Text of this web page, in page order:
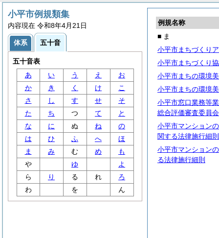
例規名称
■ ま
小平市まちづくり
小平市まちづくり
小平市まちの環境
小平市まちの環境
小平市窓口業務等
総合評価審査委員
小平市マンション
関する法律施行細則
小平市マンション
る法律施行細則
小平市例規類集
内容現在 令和8年4月21日
体系 五十音
五十音表
あ
い う え
お
か
き く け
こ
さ
し す せ
そ
た
ち つ て
と
な
に ぬ ね
の
は
ひ ふ へ
ほ
ま
み む め
も
や
ゆ
よ
ら
り る れ
ろ
わ
を ん